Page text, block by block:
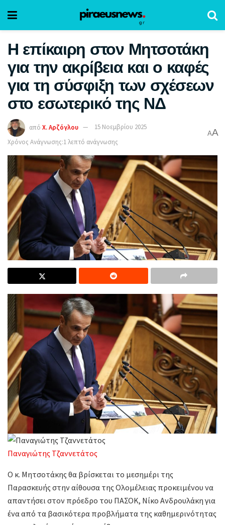
Η επίκαιρη στον Μητσοτάκη
για την ακρίβεια και ο καφές
για τη σύσφιξη των σχέσεων
στο εσωτερικό της ΝΔ
από Χ. Αρζόγλου
15 Νοεμβρίου 2025
Χρόνος Ανάγνωσης:1 λεπτό ανάγνωσης
AA
Παναγιώτης Τζαννετάτος
Ο κ. Μητσοτάκης θα βρίσκεται το μεσημέρι της
Παρασκευής στην αίθουσα της Ολομέλειας προκειμένου να
απαντήσει στον πρόεδρο του ΠΑΣΟΚ, Νίκο Ανδρουλάκη για
ένα από τα βασικότερα προβλήματα της καθημερινότητας